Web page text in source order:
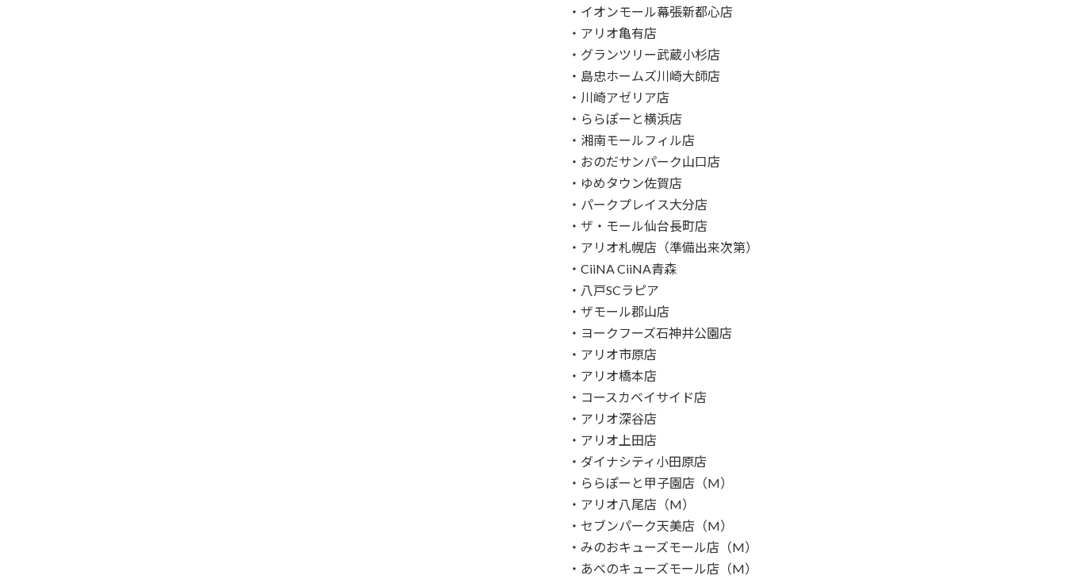
・イオンモール幕張新都心店
・アリオ亀有店
・グランツリー武蔵小杉店
・島忠ホームズ川崎大師店
・川崎アゼリア店
・ららぽーと横浜店
・湘南モールフィル店
・おのだサンパーク山口店
・ゆめタウン佐賀店
・パークプレイス大分店
・ザ・モール仙台長町店
・アリオ札幌店（準備出来次第）
・CiiNA CiiNA青森
・八戸SCラピア
・ザモール郡山店
・ヨークフーズ石神井公園店
・アリオ市原店
・アリオ橋本店
・コースカベイサイド店
・アリオ深谷店
・アリオ上田店
・ダイナシティ小田原店
・ららぽーと甲子園店（M）
・アリオ八尾店（M）
・セブンパーク天美店（M）
・みのおキューズモール店（M）
・あべのキューズモール店（M）